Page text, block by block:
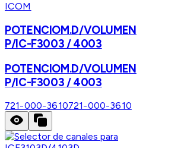
ICOM
POTENCIOM.D/VOLUMEN
P/IC-F3003 / 4003
POTENCIOM.D/VOLUMEN
P/IC-F3003 / 4003
721-000-3610721-000-3610